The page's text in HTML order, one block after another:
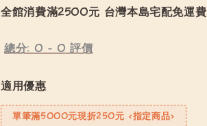
全館消費滿2500元 台灣本島宅配免運費
總分: 0 - 0 評價
適用優惠
單筆滿5000元現折250元 <指定商品>